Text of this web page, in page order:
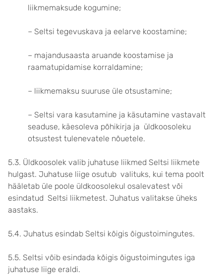
liikmemaksude kogumine;
– Seltsi tegevuskava ja eelarve koostamine;
– majandusaasta aruande koostamise ja
raamatupidamise korraldamine;
– liikmemaksu suuruse üle otsustamine;
– Seltsi vara kasutamine ja käsutamine vastavalt
seaduse, käesoleva põhikirja ja üldkoosoleku
otsustest tulenevatele nõuetele.
5.3. Üldkoosolek valib juhatuse liikmed Seltsi liikmete
hulgast. Juhatuse liige osutub valituks, kui tema poolt
hääletab üle poole üldkoosolekul osalevatest või
esindatud Seltsi liikmetest. Juhatus valitakse üheks
aastaks.
5.4. Juhatus esindab Seltsi kõigis õigustoimingutes.
5.5. Seltsi võib esindada kõigis õigustoimingutes iga
juhatuse liige eraldi.